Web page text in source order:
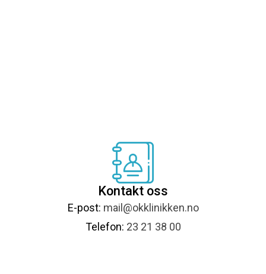
Kontakt oss
E-post: mail@okklinikken.no
Telefon: 23 21 38 00